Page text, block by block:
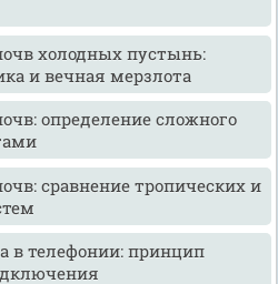
холодных пустынь:
и вечная мерзлота
определение сложного
сравнение тропических и
в телефонии: принцип